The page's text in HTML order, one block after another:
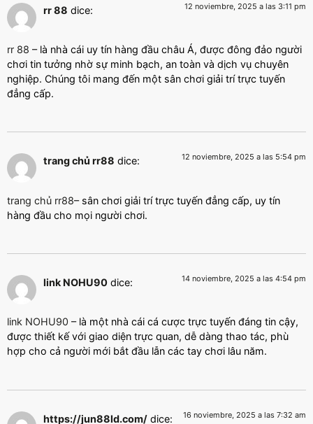
rr 88 dice: 12 noviembre, 2025 a las 3:11 pm
rr 88 – là nhà cái uy tín hàng đầu châu Á, được đông đảo người
chơi tin tưởng nhờ sự minh bạch, an toàn và dịch vụ chuyên
nghiệp. Chúng tôi mang đến một sân chơi giải trí trực tuyến
đẳng cấp.
trang chủ rr88 dice: 12 noviembre, 2025 a las 5:54 pm
trang chủ rr88– sân chơi giải trí trực tuyến đẳng cấp, uy tín
hàng đầu cho mọi người chơi.
link NOHU90 dice: 14 noviembre, 2025 a las 4:54 pm
link NOHU90 – là một nhà cái cá cược trực tuyến đáng tin cậy,
được thiết kế với giao diện trực quan, dễ dàng thao tác, phù
hợp cho cả người mới bắt đầu lẫn các tay chơi lâu năm.
https://jun88ld.com/ dice: 16 noviembre, 2025 a las 7:32 am